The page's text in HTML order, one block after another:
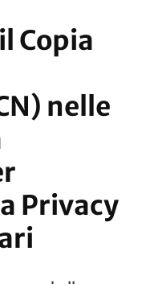
Copia
nelle
Privacy